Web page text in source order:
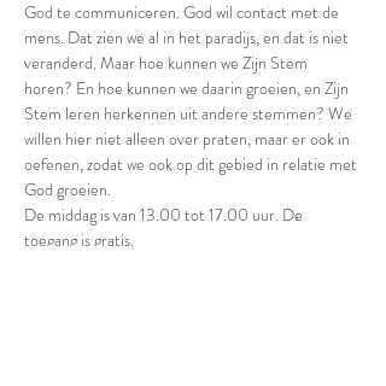
God te communiceren. God wil contact met de
mens. Dat zien we al in het paradijs, en dat is niet
veranderd. Maar hoe kunnen we Zijn Stem
horen? En hoe kunnen we daarin groeien, en Zijn
Stem leren herkennen uit andere stemmen? We
willen hier niet alleen over praten, maar er ook in
oefenen, zodat we ook op dit gebied in relatie met
God groeien.
De middag is van 13.00 tot 17.00 uur. De
toegang is gratis.